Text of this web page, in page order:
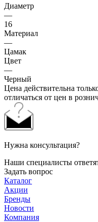
Диаметр
—
16
Материал
—
Цамак
Цвет
—
Черный
Цена действительна
отличаться от цен в
Нужна консультация?
Наши специалисты
Задать вопрос
Каталог
Акции
Бренды
Новости
Компания